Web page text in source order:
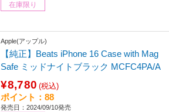
在庫限り
Apple(アップル)
【純正】Beats iPhone 16 Case with Mag
Safe ミッドナイトブラック MCFC4PA/A
¥8,780 (税込)
ポイント：88
発売日：2024/09/10発売